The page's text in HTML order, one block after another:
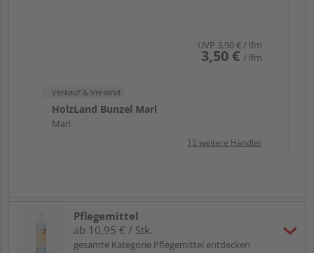
UVP 3,90 €/ lfm
3,50 € / lfm
Verkauf & Versand
HolzLand Bunzel Marl
Marl
15 weitere Händler
Pflegemittel
ab 10,95 € / Stk.
gesamte Kategorie Pflegemittel entdecken